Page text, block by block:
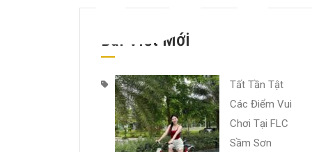
Bài Viết Mới
Tất Tần Tật
Các Điểm Vui
Chơi Tại FLC
Sầm Sơn